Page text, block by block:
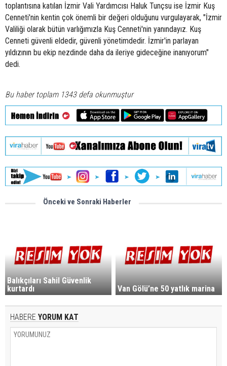
toplantısına katılan İzmir Vali Yardımcısı Haluk Tunçsu ise İzmir Kuş
Cenneti'nin kentin çok önemli bir değeri olduğunu vurgulayarak, "İzmir
Valiliği olarak bütün varlığımızla Kuş Cenneti'nin yanındayız. Kuş
Cenneti güvenli eldedir, güvenli yönetimdedir. İzmir'in parlayan
yıldızının bu ekip nezdinde daha da ileriye gideceğine inanıyorum"
dedi.
Bu haber toplam 1343 defa okunmuştur
Önceki ve Sonraki Haberler
Balıkçıları Sahil Güvenlik
kurtardı
Van Gölü’ne 50 yatlık marina
HABERE YORUM KAT